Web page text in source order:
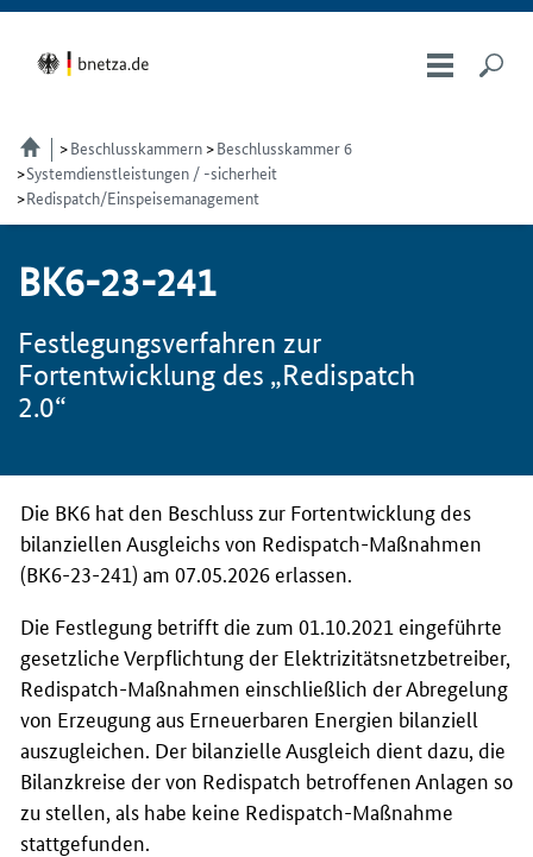
Beschlusskammern
Beschlusskammer 6
Systemdienstleistungen / -sicherheit
Redispatch/Einspeisemanagement
BK6-23-241
Festlegungsverfahren zur
Fortentwicklung des „Redispatch
2.0“
Die BK6 hat den Beschluss zur Fortentwicklung des
bilanziellen Ausgleichs von Redispatch-Maßnahmen
(BK6-23-241) am 07.05.2026 erlassen.
Die Festlegung betrifft die zum 01.10.2021 eingeführte
gesetzliche Verpflichtung der Elektrizitätsnetzbetreiber,
Redispatch-Maßnahmen einschließlich der Abregelung
von Erzeugung aus Erneuerbaren Energien bilanziell
auszugleichen. Der bilanzielle Ausgleich dient dazu, die
Bilanzkreise der von Redispatch betroffenen Anlagen so
zu stellen, als habe keine Redispatch-Maßnahme
stattgefunden.